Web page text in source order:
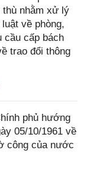
thù nhằm xử lý
về phòng,
cầu cấp bách
trao đổi thông
phủ hướng
05/10/1961 về
công của nước